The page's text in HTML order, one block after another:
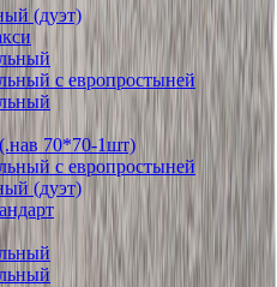
(дуэт)
с европростыней
70*70-1шт)
с европростыней
(дуэт)